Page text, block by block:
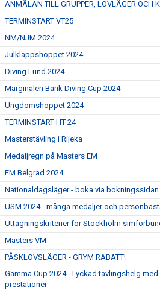
ANMÄLAN TILL GRUPPER, LOVLÄGER OCH
TERMINSTART VT25
NM/NJM 2024
Julklappshoppet 2024
Diving Lund 2024
Marginalen Bank Diving Cup 2024
Ungdomshoppet 2024
TERMINSTART HT 24
Masterstävling i Rijeka
Medaljregn på Masters EM
EM Belgrad 2024
Nationaldagsläger - boka via bokningssidan
USM 2024 - många medaljer och
Uttagningskriterier för Stockholm
Masters VM
PÅSKLOVSLÄGER - GRYM RABATT!
Gamma Cup 2024 - Lyckad tävlingshelg
prestationer